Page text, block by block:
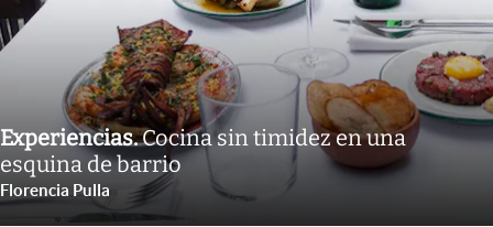
Experiencias.Cocina sin timidez en una
esquina de barrio
Florencia Pulla